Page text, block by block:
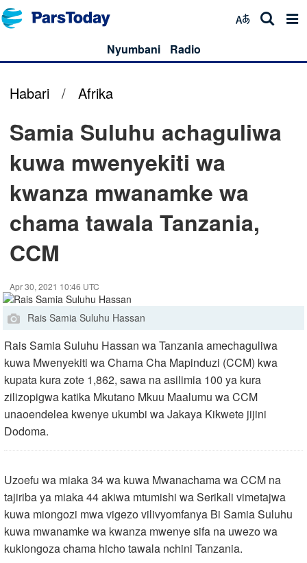
Nyumbani Radio
Habari / Afrika
Samia Suluhu achaguliwa
kuwa mwenyekiti wa
kwanza mwanamke wa
chama tawala Tanzania,
CCM
Apr 30, 2021 10:46 UTC
Rais Samia Suluhu Hassan
Rais Samia Suluhu Hassan wa Tanzania amechaguliwa
kuwa Mwenyekiti wa Chama Cha Mapinduzi (CCM) kwa
kupata kura zote 1,862, sawa na asilimia 100 ya kura
zilizopigwa katika Mkutano Mkuu Maalumu wa CCM
unaoendelea kwenye ukumbi wa Jakaya Kikwete jijini
Dodoma.
Uzoefu wa miaka 34 wa kuwa Mwanachama wa CCM na
tajiriba ya miaka 44 akiwa mtumishi wa Serikali vimetajwa
kuwa miongozi mwa vigezo vilivyomfanya Bi Samia Suluhu
kuwa mwanamke wa kwanza mwenye sifa na uwezo wa
kukiongoza chama hicho tawala nchini Tanzania.